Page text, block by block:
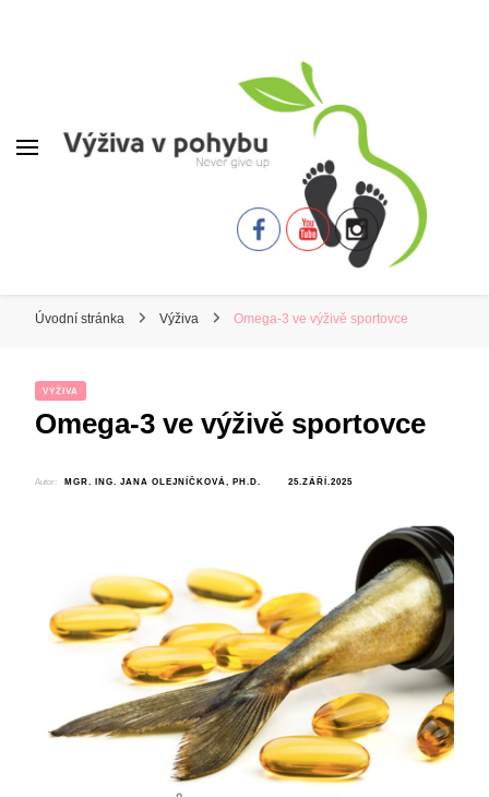
Úvodní stránka Výživa Omega-3 ve výživě sportovce
VÝŽIVA
Omega-3 ve výživě sportovce
Autor: MGR. ING. JANA OLEJNÍČKOVÁ, PH.D. 25.ZÁŘÍ.2025